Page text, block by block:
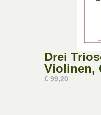
Drei
Violinen,
€ 99,20